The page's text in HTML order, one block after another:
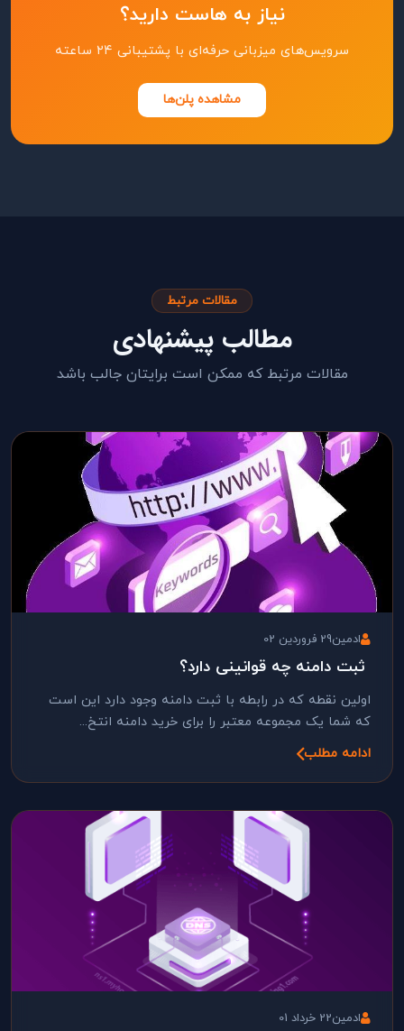
نیاز به هاست دارید؟
سرویس‌های میزبانی حرفه‌ای با پشتیبانی ۲۴ ساعته
مشاهده پلن‌ها
مقالات مرتبط
مطالب پیشنهادی
مقالات مرتبط که ممکن است برایتان جالب باشد
ادمین29 فروردین 02
ثبت دامنه چه قوانینی دارد؟
اولین نقطه که در رابطه با ثبت دامنه وجود دارد این است
که شما یک مجموعه معتبر را برای خرید دامنه انتخ...
ادامه مطلب
ادمین22 خرداد 01